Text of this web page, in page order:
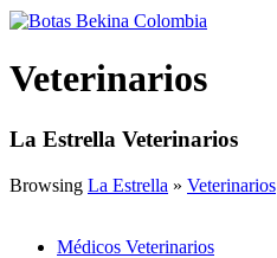
Veterinarios
La Estrella Veterinarios
Browsing La Estrella » Veterinarios
Médicos Veterinarios